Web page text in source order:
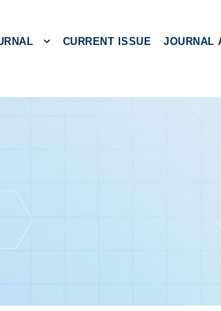
CURRENT ISSUE JOURNAL